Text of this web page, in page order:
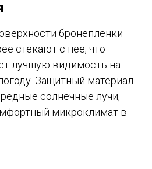
бронепленки
стекают с нее, что
лучшую видимость на
Защитный материал
солнечные лучи,
микроклимат в